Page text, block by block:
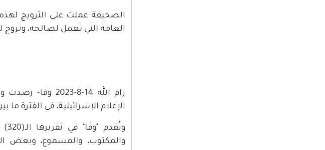
الصحيفة عملت على الترويج لهذه
العامة التي تعمل لصالحه،
رام الله 14-8-
الإعلام الإسرائيلية، في الفترة ما بين 6-8-2023 وحتى 12-8-
والمكتوب، والمسموع، وبعض